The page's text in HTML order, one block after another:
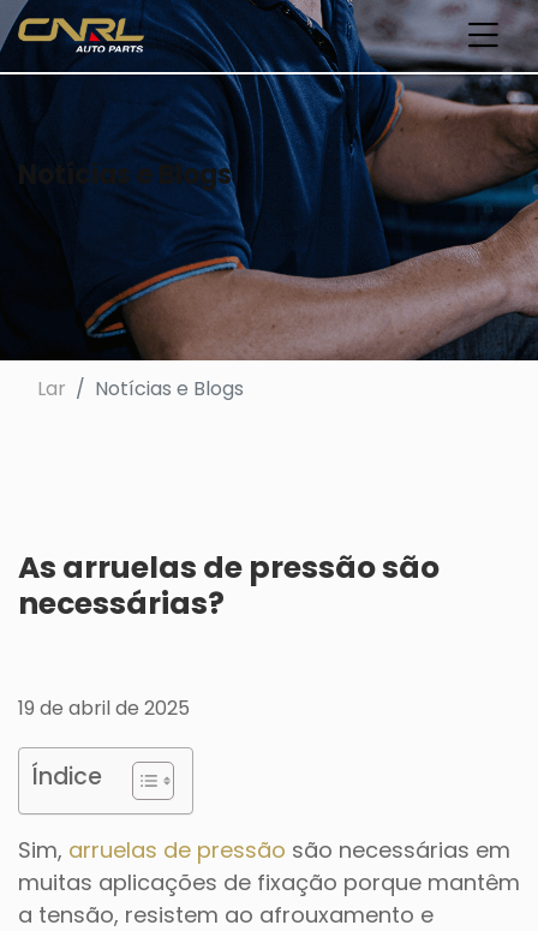
Notícias e Blogs
Lar Notícias e Blogs
As arruelas de pressão são
necessárias?
19 de abril de 2025
Índice
Sim, arruelas de pressão são necessárias em
muitas aplicações de fixação porque mantêm
a tensão, resistem ao afrouxamento e